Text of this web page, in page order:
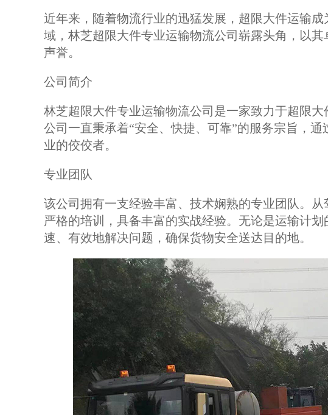
近年来，随着物流行业的迅猛发展，超限大件运输
域，林芝超限大件专业运输物流公司崭露头角，以
声誉。
公司简介
林芝超限大件专业运输物流公司是一家致力于超限
公司一直秉承着“安全、快捷、可靠”的服务宗旨，
业的佼佼者。
专业团队
该公司拥有一支经验丰富、技术娴熟的专业团队。
严格的培训，具备丰富的实战经验。无论是运输计
速、有效地解决问题，确保货物安全送达目的地。